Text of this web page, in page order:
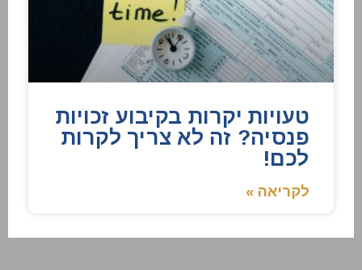
טעויות יקרות בקיבוע זכויות
פנסיה? זה לא צריך לקרות
לכם!
לקריאה »